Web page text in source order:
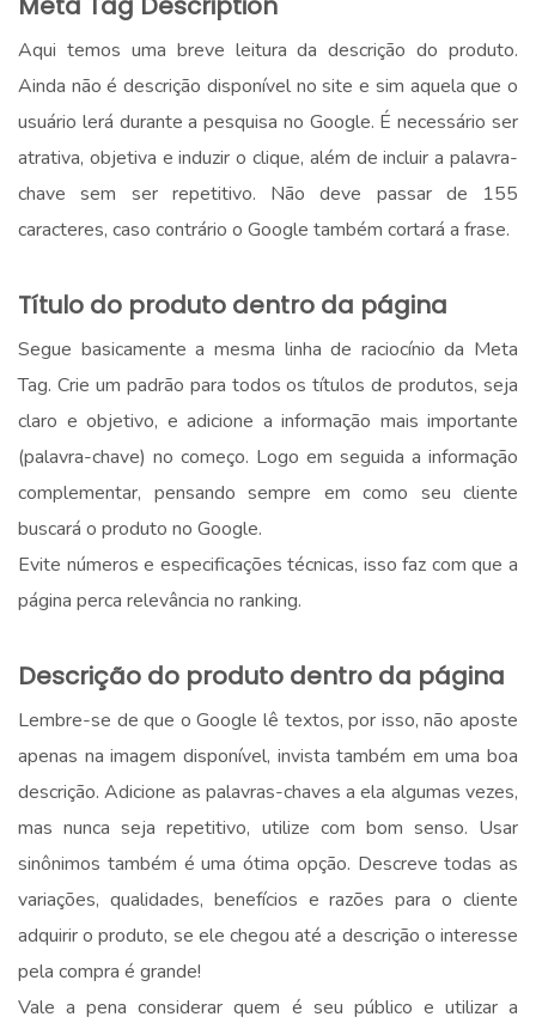
Aqui temos uma breve leitura da descrição do produto.
Ainda não é descrição disponível no site e sim aquela que o
usuário lerá durante a pesquisa no Google. É necessário ser
atrativa, objetiva e induzir o clique, além de incluir a palavra-
chave sem ser repetitivo. Não deve passar de 155
caracteres, caso contrário o Google também cortará a frase.
Título do produto dentro da página
Segue basicamente a mesma linha de raciocínio da Meta
Tag. Crie um padrão para todos os títulos de produtos, seja
claro e objetivo, e adicione a informação mais importante
(palavra-chave) no começo. Logo em seguida a informação
complementar, pensando sempre em como seu cliente
buscará o produto no Google.
Evite números e especificações técnicas, isso faz com que a
página perca relevância no ranking.
Descrição do produto dentro da página
Lembre-se de que o Google lê textos, por isso, não aposte
apenas na imagem disponível, invista também em uma boa
descrição. Adicione as palavras-chaves a ela algumas vezes,
mas nunca seja repetitivo, utilize com bom senso. Usar
sinônimos também é uma ótima opção. Descreve todas as
variações, qualidades, benefícios e razões para o cliente
adquirir o produto, se ele chegou até a descrição o interesse
pela compra é grande!
Vale a pena considerar quem é seu público e utilizar a